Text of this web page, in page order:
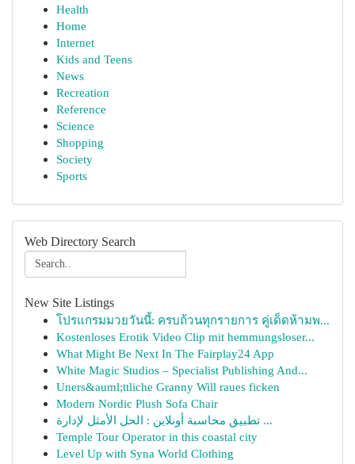
Health
Home
Internet
Kids and Teens
News
Recreation
Reference
Science
Shopping
Society
Sports
Web Directory Search
New Site Listings
โปรแกรมมวยวันนี้: ครบถ้วนทุกรายการ คู่เด็ดห้ามพ...
Kostenloses Erotik Video Clip mit hemmungsloser...
What Might Be Next In The Fairplay24 App
White Magic Studios – Specialist Publishing And...
Uners&auml;ttliche Granny Will raues ficken
Modern Nordic Plush Sofa Chair
تطبيق محاسبة أونلاين : الحل الأمثل لإدارة ...
Temple Tour Operator in this coastal city
Level Up with Syna World Clothing